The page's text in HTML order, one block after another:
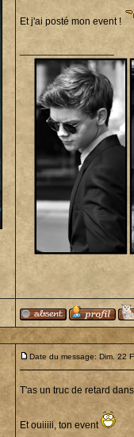
Et j'ai posté mon event !
Date du message: Dim. 22
T'as un truc de retard
Et ouiiiii, ton event